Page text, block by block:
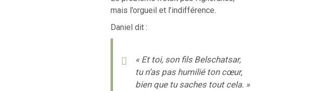
mais l’orgueil et l’indifférence.
Daniel dit :
« Et toi, son fils Belschatsar,
tu n’as pas humilié ton cœur,
bien que tu saches tout cela. »
nous du mal